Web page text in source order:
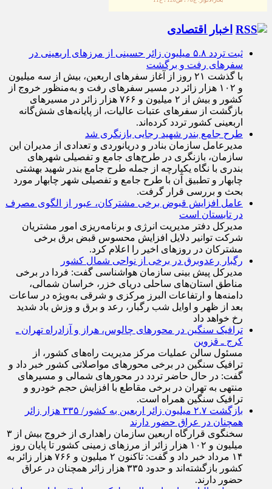
اخبار اقتصادی
ثبت تردد ۵.۸ میلیون زائر حسینی از مرزهای اربعینی در
سفرهای رفت و برگشت
با گذشت ۲۱ روز از آغاز سفرهای اربعین، بیش از سه میلیون
و ۱۰۲ هزار زائر در مسیر سفرهای رفت و به‌منظور خروج از
کشور و بیش از ۲ میلیون و ۷۶۶ هزار زائر در مسیرهای
بازگشت از سفرهای عتبات عالیات، از پایانه‌های شش‌گانه
اربعینی کشور تردد کرده‌اند.
طرح جامع بندر شهید رجایی بازنگری شد
مدیرعامل سازمان بنادر و دریانوردی و تعدادی از مدیران این
سازمان، بازنگری در طرح‌های جامع و تفصیلی شهر‌های
بندری با نگاه یکپارچه از جمله طرح جامع بندر شهید بهشتی
چابهار و تطبیق آن با طرح جامع و تفصیلی شهر چابهار مورد
بحث و بررسی قرار گرفت.
عامل افزایش قبوض برخی مشترکان، عبور از الگوی مصرف
در تابستان است
مدیرکل دفتر مدیریت انرژی و برنامه‌ریزی امور مشتریان
شرکت توانیر دلایل افزایش محسوس قبض برق برخی
مشترکان در روزهای اخیر را اعلام کرد.
رگبار رعدوبرق در برخی از نواحی شمال کشور
مدیرکل پیش بینی سازمان هواشناسی گفت: فردا در برخی
مناطق استان‌های ساحلی دریای خزر، خراسان شمالی،
دامنه‌ها و ارتفاعات البرز مرکزی و شرقی به‌ویژه در ساعات
بعد از ظهر و اوایل شب رگبار، رعد و برق و وزش باد شدید
رخ خواهد داد
ترافیک سنگین در محورهای چالوس، هراز و آزادراه تهران ـ
کرج ـ قزوین
مسئول سالن عملیات مرکز مدیریت راه‌های کشور، از
ترافیک سنگین در برخی محورهای مواصلاتی کشور خبر داد و
گفت: در حال حاضر تردد در محورهای شمالی و مسیرهای
منتهی به تهران در برخی مقاطع با افزایش حجم خودرو و
ترافیک سنگین همراه است.
بازگشت ۲.۷ میلیون زائر اربعین به کشور/ ۳۳۵ هزار زائر
همچنان در عراق حضور دارند
سخنگوی قرارگاه اربعین سازمان راهداری از خروج بیش از ۳
میلیون و ۱۰۲ هزار زائر از مرز‌های زمینی کشور تا پایان روز
۱۴ مرداد خبر داد و گفت: تاکنون ۲ میلیون و ۷۶۶ هزار زائر به
کشور بازگشته‌اند و حدود ۳۳۵ هزار زائر همچنان در عراق
حضور دارند.